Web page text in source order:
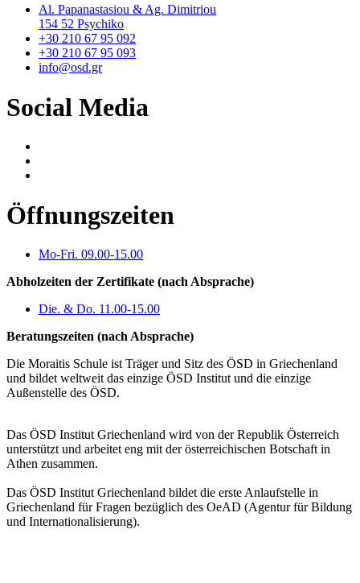
Al. Papanastasiou & Ag. Dimitriou
154 52 Psychiko
+30 210 67 95 092
+30 210 67 95 093
info@osd.gr
Social Media
Öffnungszeiten
Mo-Fri. 09.00-15.00
Abholzeiten der Zertifikate (nach Absprache)
Die. & Do. 11.00-15.00
Beratungszeiten (nach Absprache)
Die Moraitis Schule ist Träger und Sitz des ÖSD in Griechenland
und bildet weltweit das einzige ÖSD Institut und die einzige
Außenstelle des ÖSD.
Das ÖSD Institut Griechenland wird von der Republik Österreich
unterstützt und arbeitet eng mit der österreichischen Botschaft in
Athen zusammen.
Das ÖSD Institut Griechenland bildet die erste Anlaufstelle in
Griechenland für Fragen bezüglich des OeAD (Agentur für Bildung
und Internationalisierung).